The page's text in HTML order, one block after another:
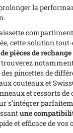
la
cette solution
pièces de rechange
trouverez
pincettes de
couteaux et
et ressorts de
s’intégrer
une
et efficace de vos